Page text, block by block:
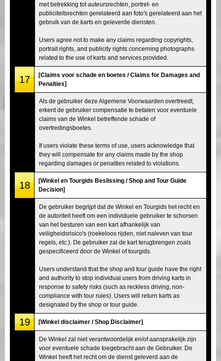
met betrekking tot auteursrechten, portret- en
publiciteitsrechten gerelateerd aan foto's gerelateerd aan het
gebruik van de karts en geleverde diensten.
Users agree not to make any claims regarding copyrights,
portrait rights, and publicity rights concerning photographs
related to the use of karts and services provided.
17
[Claims voor schade en boetes / Claims for Damages and
Penalties]
Als de gebruiker deze Algemene Voorwaarden overtreedt,
erkent de gebruiker compensatie te betalen voor eventuele
claims van de Winkel betreffende schade of
overtredingsboetes.
If users violate these terms of use, users acknowledge that
they will compensate for any claims made by the shop
regarding damages or penalties related to violations.
18
[Winkel en Tourgids Beslissing / Shop and Tour Guide
Decision]
De gebruiker begrijpt dat de Winkel en Tourgids het recht en
de autoriteit heeft om een individuele gebruiker te schorsen
van het besturen van een kart afhankelijk van
veiligheidsrisico's (roekeloos rijden, niet naleven van tour
regels, etc.). De gebruiker zal de kart terugbrengen zoals
gespecificeerd door de Winkel of tourgids.
Users understand that the shop and tour guide have the right
and authority to stop individual users from driving karts in
response to safety risks (such as reckless driving, non-
compliance with tour rules). Users will return karts as
designated by the shop or tour guide.
19 [Winkel disclaimer / Shop Disclaimer]
De Winkel zal niet verantwoordelijk en/of aansprakelijk zijn
voor eventuele schade toegebracht aan de Gebruiker. De
Winkel heeft het recht om de dienst geleverd aan de